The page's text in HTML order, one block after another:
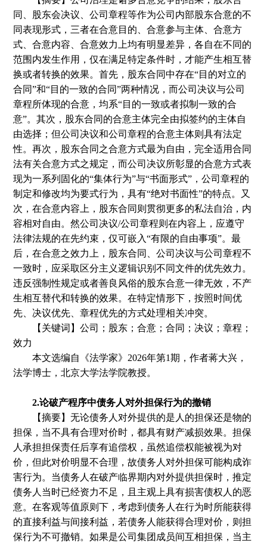
同、股东会决议、公司章程等作为公司内部股东合意的不
同表现形式，三者在合意目的、合意参与主体、合意方
式、合意内容、合意效力上均有明显差异，各自在不同的
范围内发生作用，仅在满足特定条件时，才能产生相互替
换或者转换的效果。首先，股东合同中存在“目的对立的
合同”和“目的一致的合同”两种情况，而公司决议与公司
章程所体现的合意，均系“目的一致或者拟制一致的合
意”。其次，股东合同的合意主体完全由拟签约的主体自
由选择；但公司决议和公司章程的合意主体则具有法定
性。再次，股东合同之合意方式最为自由，完全适用合同
法有关合意方式之规定，而公司决议所彰显的合意方式表
现为一系列固化的“集体行为”与“书面形式”，公司章程的
制定和修改均为要式行为，具有“绝对书面性”的特点。又
次，在合意内容上，股东合同则贯彻更多的私法自治，内
容相对自由。然公司决议/公司章程则在内容上，应遵守
法律法规的在先约束，仅可嵌入“有限的自由事项”。最
后，在合意之效力上，股东合同、公司决议与公司章程不
一致时，应采取区分主义逻辑识别不同文件的优先效力。
违反强制性规定或者善良风俗的股东合意一律无效，不产
生相互替代和转换的效果。在特定情形下，按照时间优
先、决议优先、章程优先的方式处理相关冲突。
【关键词】公司；股东；合意；合同；决议；章程；
效力
本文选编自
《法学家》 2026年第1期 ，作者蒋大兴 ，
法学博士，北京大学法学院教授。
2.论破产程序中债务人对外担保行为的撤销
【摘要】无论债务人对外提供的是人的担保还是物的
担保，当不具有合理对价时，都具有财产减损效果。担保
人承担担保责任后享有追偿权，虽然追偿权能被视为对
价，但此对价明显不合理，故债务人对外担保可能构成诈
害行为。当债务人在破产临界期内对外提供担保时，推定
债务人当时已经资力不足，且主观上具有损害债权人的恶
意。在客观等值原则下，考虑到债务人在行为时所能获得
的直接利益与间接利益，若债务人能获得合理对价，则担
保行为不可撤销。如果是公司集团成员间互相担保，当主